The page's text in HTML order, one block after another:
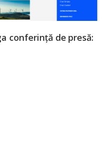
conferință de presă: